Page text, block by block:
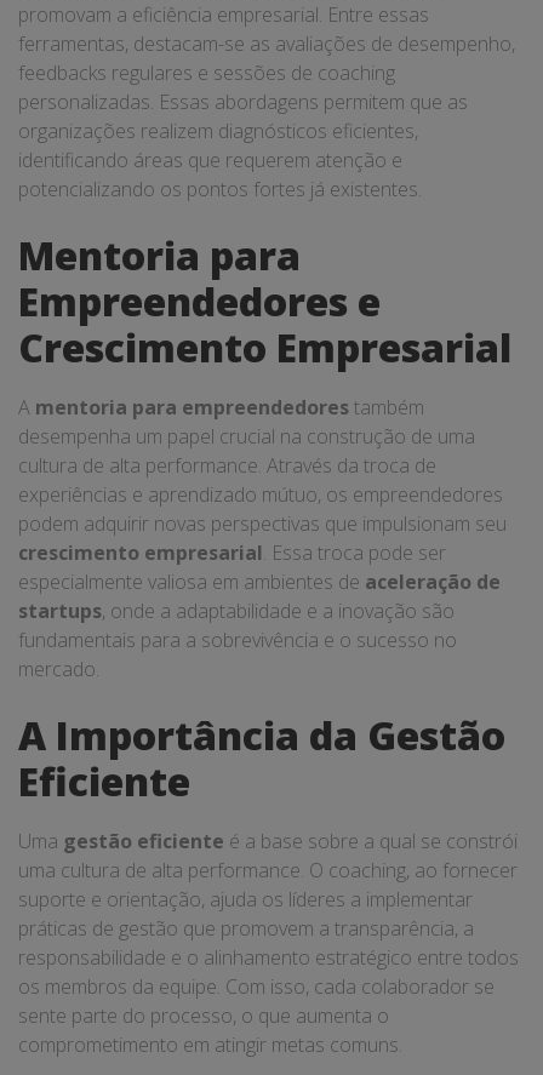
promovam a eficiência empresarial. Entre essas
ferramentas, destacam-se as avaliações de desempenho,
feedbacks regulares e sessões de coaching
personalizadas. Essas abordagens permitem que as
organizações realizem diagnósticos eficientes,
identificando áreas que requerem atenção e
potencializando os pontos fortes já existentes.
Mentoria para
Empreendedores e
Crescimento Empresarial
A mentoria para empreendedorestambém
desempenha um papel crucial na construção de uma
cultura de alta performance. Através da troca de
experiências e aprendizado mútuo, os empreendedores
podem adquirir novas perspectivas que impulsionam seu
crescimento empresarial. Essa troca pode ser
especialmente valiosa em ambientes de aceleração de
startups, onde a adaptabilidade e a inovação são
fundamentais para a sobrevivência e o sucesso no
mercado.
A Importância da Gestão
Eficiente
Uma gestão eficiente é a base sobre a qual se constrói
uma cultura de alta performance. O coaching, ao fornecer
suporte e orientação, ajuda os líderes a implementar
práticas de gestão que promovem a transparência, a
responsabilidade e o alinhamento estratégico entre todos
os membros da equipe. Com isso, cada colaborador se
sente parte do processo, o que aumenta o
comprometimento em atingir metas comuns.